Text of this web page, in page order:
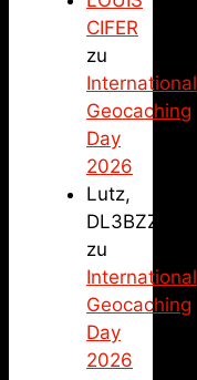
CIFER
zu
International
Geocaching
Day
2026
Lutz,
DL3BZZ
zu
International
Geocaching
Day
2026